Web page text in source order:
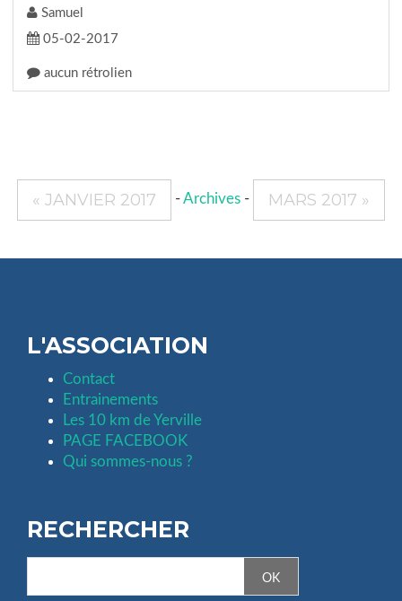
Samuel
05-02-2017
aucun rétrolien
« JANVIER 2017 -Archives - MARS 2017 »
L'ASSOCIATION
Contact
Entrainements
Les 10 km de Yerville
PAGE FACEBOOK
Qui sommes-nous ?
RECHERCHER